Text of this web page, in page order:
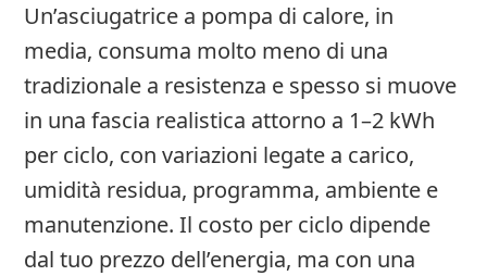
Un’asciugatrice a pompa di calore, in
media, consuma molto meno di una
tradizionale a resistenza e spesso si muove
in una fascia realistica attorno a 1–2 kWh
per ciclo, con variazioni legate a carico,
umidità residua, programma, ambiente e
manutenzione. Il costo per ciclo dipende
dal tuo prezzo dell’energia, ma con una